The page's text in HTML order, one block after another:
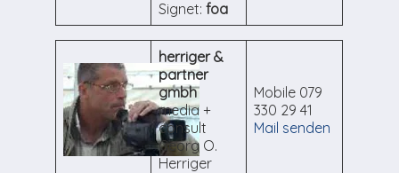
Signet:foa
herriger &
partner
gmbh
media +
consult
Georg O.
Herriger
Mobile 079
330 29 41
Mail senden